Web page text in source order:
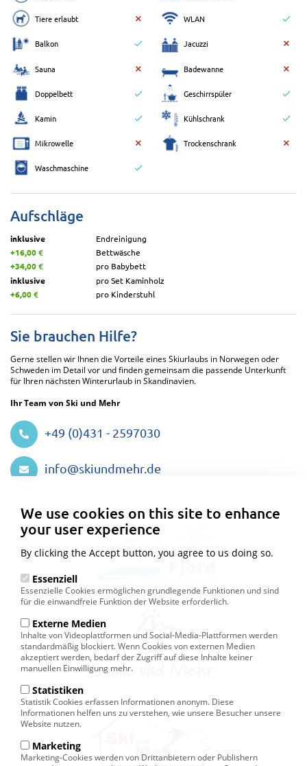
Tiere erlaubt WLAN
Balkon Jacuzzi
Sauna Badewanne
Doppelbett Geschirrspüler
Kamin Kühlschrank
Mikrowelle Trockenschrank
Waschmaschine
Aufschläge
inklusive
Endreinigung
+16,00 €
Bettwäsche
+34,00 €
pro Babybett
inklusive
pro Set Kaminholz
+6,00 €
pro Kinderstuhl
Sie brauchen Hilfe?
Gerne stellen wir Ihnen die Vorteile eines Skiurlaubs in Norwegen oder
Schweden im Detail vor und finden gemeinsam die passende Unterkunft
für Ihren nächsten Winterurlaub in Skandinavien.
Ihr Team von Ski und Mehr
+49 (0)431 - 2597030
info@skiundmehr.de
We use cookies on this site to enhance
your user experience
By clicking the Accept button, you agree to us doing so.
Essenziell
Essenzielle Cookies ermöglichen grundlegende Funktionen und sind
für die einwandfreie Funktion der Website erforderlich.
Externe Medien
Inhalte von Videoplattformen und Social-Media-Plattformen werden
standardmäßig blockiert. Wenn Cookies von externen Medien
akzeptiert werden, bedarf der Zugriff auf diese Inhalte keiner
manuellen Einwilligung mehr.
Statistiken
Statistik Cookies erfassen Informationen anonym. Diese
Informationen helfen uns zu verstehen, wie unsere Besucher unsere
Website nutzen.
Marketing
Marketing-Cookies werden von Drittanbietern oder Publishern